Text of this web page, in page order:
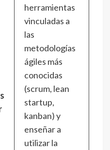
herramientas
vinculadas a
las
metodologías
ágiles más
conocidas
(scrum, lean
startup,
kanban) y
enseñar a
utilizar la